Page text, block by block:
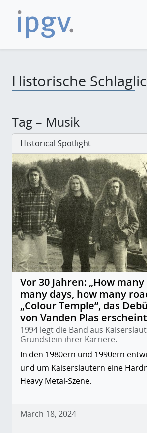
Historische
Tag – Musik
Historical Spotlight
Vor 30 Jahren: „How
many days, how many
„Colour Temple“, das
von Vanden Plas erscheint
1994 legt die Band aus
Grundstein ihrer Karriere.
In den 1980ern und 1990ern
und um Kaiserslautern eine
Heavy Metal-Szene.
March 18, 2024